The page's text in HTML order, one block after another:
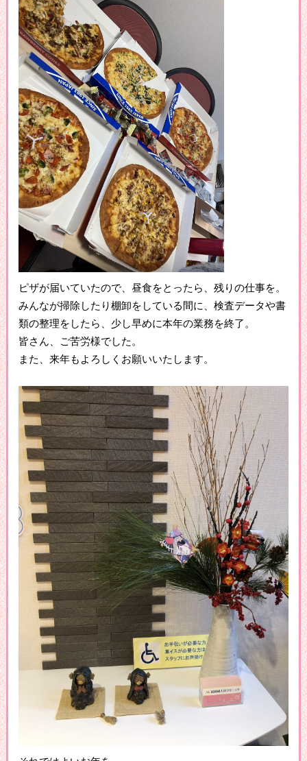
ピザが届いていたので、昼食をとったら、残りの仕事を。
みんなが掃除したり棚卸をしている間に、検査データや書
類の整理をしたら、少し早めに本年の業務を終了。
皆さん、ご苦労様でした。
また、来年もよろしくお願いいたします。